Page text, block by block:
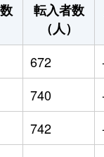
転入者数
（人）
672
740
742